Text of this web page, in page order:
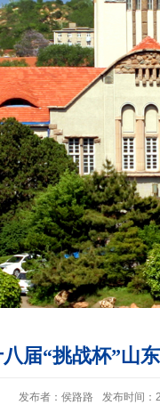
届“挑战杯”山
发布者：侯路路 发布时间：